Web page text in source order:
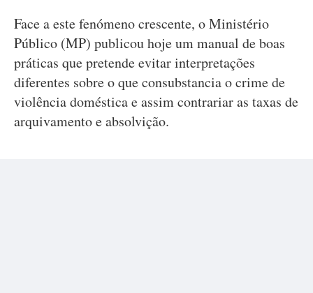
Face a este fenómeno crescente, o Ministério
Público (MP) publicou hoje um manual de boas
práticas que pretende evitar interpretações
diferentes sobre o que consubstancia o crime de
violência doméstica e assim contrariar as taxas de
arquivamento e absolvição.